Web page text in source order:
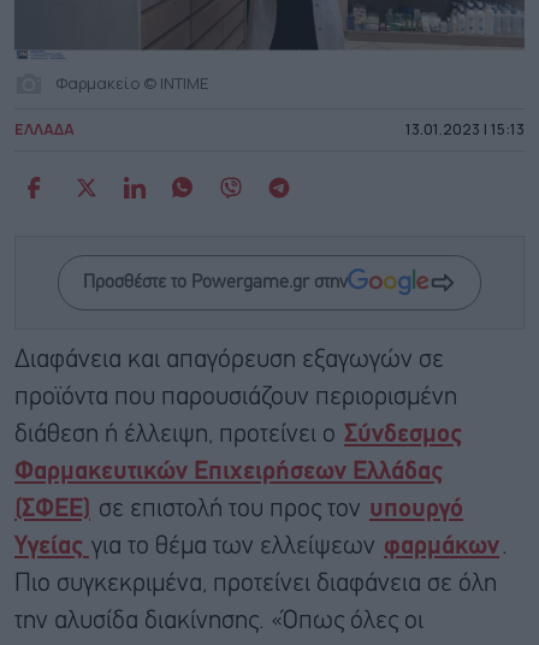
Φαρμακείο © INTIME
ΕΛΛΑΔΑ 13.01.2023 | 15:13
Προσθέστε το Powergame.gr στην
Διαφάνεια και απαγόρευση εξαγωγών σε
προϊόντα που παρουσιάζουν περιορισμένη
διάθεση ή έλλειψη, προτείνει ο Σύνδεσμος
Φαρμακευτικών Επιχειρήσεων Ελλάδας
(ΣΦΕΕ)
σε επιστολή του προς τον υπουργό
Υγείας για το θέμα των ελλείψεων φαρμάκων .
Πιο συγκεκριμένα, προτείνει διαφάνεια σε όλη
την αλυσίδα διακίνησης. «Όπως όλες οι